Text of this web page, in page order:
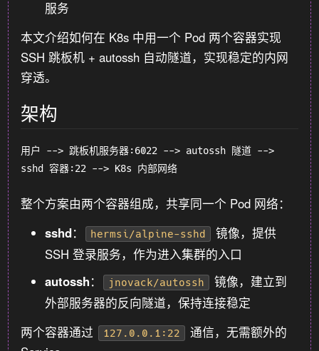
服务
本文介绍如何在 K8s 中用一个 Pod 两个容器实现
SSH 跳板机 + autossh 自动隧道，实现稳定的内网
穿透。
架构
用户 --> 跳板机服务器:6022 --> autossh 隧道 -->
整个方案由两个容器组成，共享同一个 Pod 网络：
sshd： hermsi/alpine-sshd
镜像，提供
SSH 登录服务，作为进入集群的入口
autossh： jnovack/autossh
镜像，建立到
外部服务器的反向隧道，保持连接稳定
两个容器通过
127.0.0.1:22
通信，无需额外的